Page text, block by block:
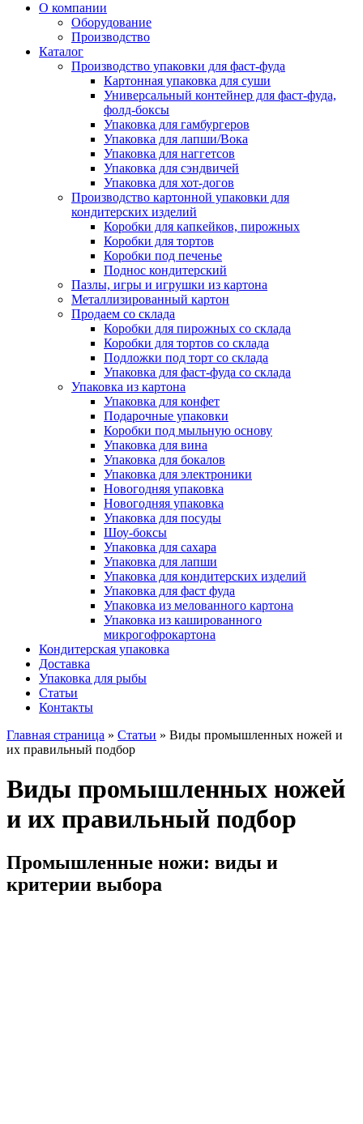
О компании
Оборудование
Производство
Каталог
Производство упаковки для фаст-фуда
Картонная упаковка для суши
Универсальный контейнер для фаст-фуда,
фолд-боксы
Упаковка для гамбургеров
Упаковка для лапши/Вока
Упаковка для наггетсов
Упаковка для сэндвичей
Упаковка для хот-догов
Производство картонной упаковки для
кондитерских изделий
Коробки для капкейков, пирожных
Коробки для тортов
Коробки под печенье
Поднос кондитерский
Пазлы, игры и игрушки из картона
Металлизированный картон
Продаем со склада
Коробки для пирожных со склада
Коробки для тортов со склада
Подложки под торт со склада
Упаковка для фаст-фуда со склада
Упаковка из картона
Упаковка для конфет
Подарочные упаковки
Коробки под мыльную основу
Упаковка для вина
Упаковка для бокалов
Упаковка для электроники
Новогодняя упаковка
Новогодняя упаковка
Упаковка для посуды
Шоу-боксы
Упаковка для сахара
Упаковка для лапши
Упаковка для кондитерских изделий
Упаковка для фаст фуда
Упаковка из мелованного картона
Упаковка из кашированного
микрогофрокартона
Кондитерская упаковка
Доставка
Упаковка для рыбы
Статьи
Контакты
Главная страница » Статьи » Виды промышленных ножей и
их правильный подбор
Виды промышленных ножей
и их правильный подбор
Промышленные ножи: виды и
критерии выбора